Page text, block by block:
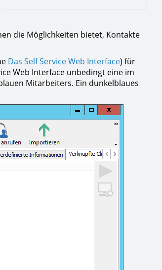
die Möglichkeiten bietet, Kontakte
Das Self Service Web Interface) für
Web Interface unbedingt eine im
Mitarbeiters. Ein dunkelblaues